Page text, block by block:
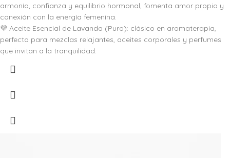
armonía, confianza y equilibrio hormonal, fomenta amor propio y
conexión con la energía femenina.
💜 Aceite Esencial de Lavanda (Puro): clásico en aromaterapia,
perfecto para mezclas relajantes, aceites corporales y perfumes
que invitan a la tranquilidad.